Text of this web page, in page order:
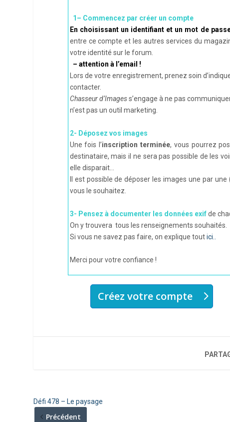
1– Commencez par créer un compte
En choisissant un identifiant et un mot de
entre ce compte et les autres services du
votre identité sur le forum.
– attention à l’email !
Lors de votre enregistrement, prenez soin
contacter.
Chasseur d’Imagess’engage à ne pas
n’est pas un outil marketing.
2- Déposez vos images
Une fois l’inscription terminée, vous pourrez
destinataire, mais il ne sera pas possible de les
elle disparait…
Il est possible de déposer les images une par
vous le souhaitez.
3- Pensez à documenter les données exifde
On y trouvera tous les renseignements souhaités.
Si vous ne savez pas faire, on explique toutici..
Merci pour votre confiance !
Créez votre compte
Défi 478 – Le paysage
Précédent